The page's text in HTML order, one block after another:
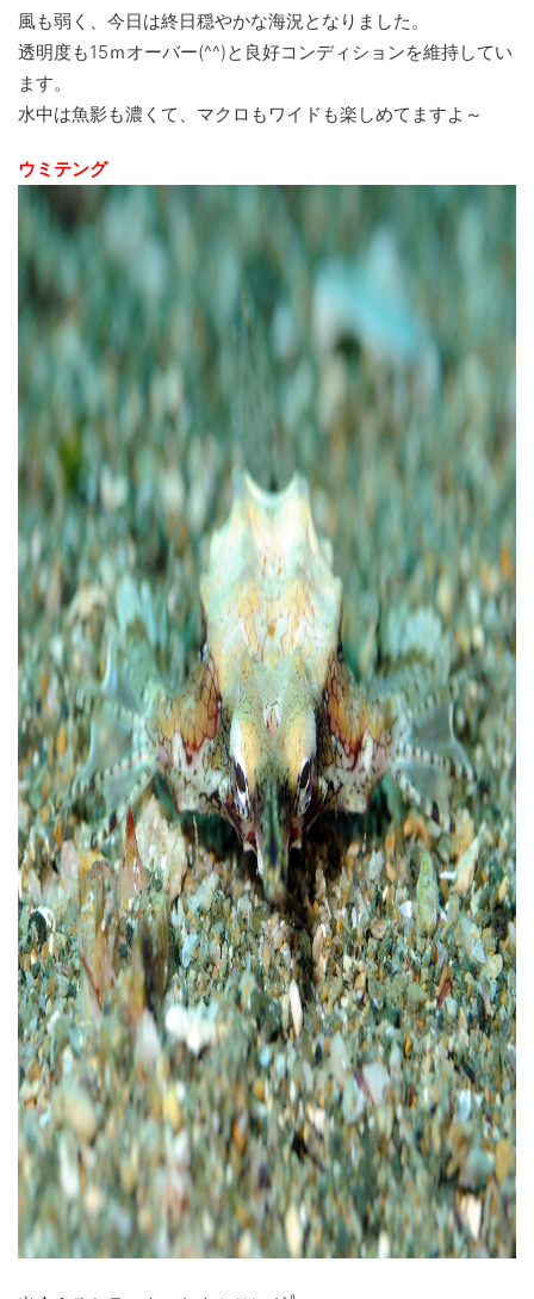
風も弱く、今日は終日穏やかな海況となりました。
透明度も15ｍオーバー(^^)と良好コンディションを維持してい
ます。
水中は魚影も濃くて、マクロもワイドも楽しめてますよ～
ウミテング